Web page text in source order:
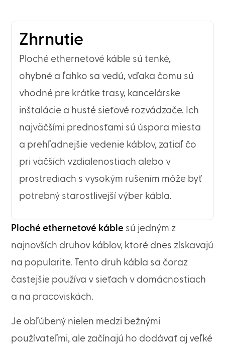
Zhrnutie
Ploché ethernetové káble sú tenké,
ohybné a ľahko sa vedú, vďaka čomu sú
vhodné pre krátke trasy, kancelárske
inštalácie a husté sieťové rozvádzače. Ich
najväčšími prednosťami sú úspora miesta
a prehľadnejšie vedenie káblov, zatiaľ čo
pri väčších vzdialenostiach alebo v
prostrediach s vysokým rušením môže byť
potrebný starostlivejší výber kábla.
Ploché ethernetové káble sú jedným z
najnovších druhov káblov, ktoré dnes získavajú
na popularite. Tento druh kábla sa čoraz
častejšie používa v sieťach v domácnostiach
a na pracoviskách.
Je obľúbený nielen medzi bežnými
používateľmi, ale začínajú ho dodávať aj veľké